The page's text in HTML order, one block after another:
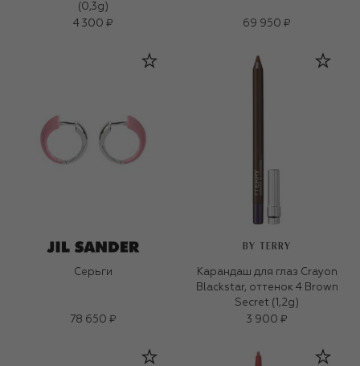
(0,3g)
4 300 ₽
69 950 ₽
Серьги
78 650 ₽
BY TERRY
Карандаш для глаз Crayon
Blackstar, оттенок 4 Brown
Secret (1,2g)
3 900 ₽